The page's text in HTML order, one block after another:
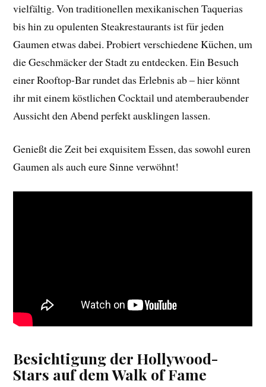
vielfältig. Von traditionellen mexikanischen Taquerias
bis hin zu opulenten Steakrestaurants ist für jeden
Gaumen etwas dabei. Probiert verschiedene Küchen, um
die Geschmäcker der Stadt zu entdecken. Ein Besuch
einer Rooftop-Bar rundet das Erlebnis ab – hier könnt
ihr mit einem köstlichen Cocktail und atemberaubender
Aussicht den Abend perfekt ausklingen lassen.
Genießt die Zeit bei exquisitem Essen, das sowohl euren
Gaumen als auch eure Sinne verwöhnt!
Besichtigung der Hollywood-
Stars auf dem Walk of Fame